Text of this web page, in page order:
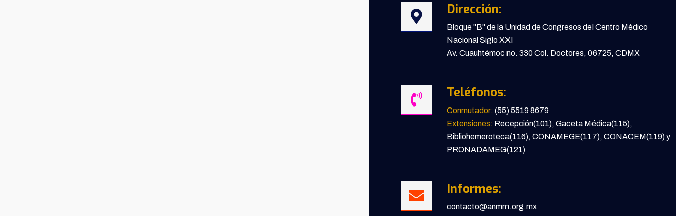
Dirección:
Bloque "B" de la Unidad de Congresos del Centro Médico
Nacional Siglo XXI
Av. Cuauhtémoc no. 330 Col. Doctores, 06725, CDMX
Teléfonos:
Conmutador: (55) 5519 8679
Extensiones: Recepción(101), Gaceta Médica(115),
Bibliohemeroteca(116), CONAMEGE(117), CONACEM(119) y
PRONADAMEG(121)
Informes:
contacto@anmm.org.mx